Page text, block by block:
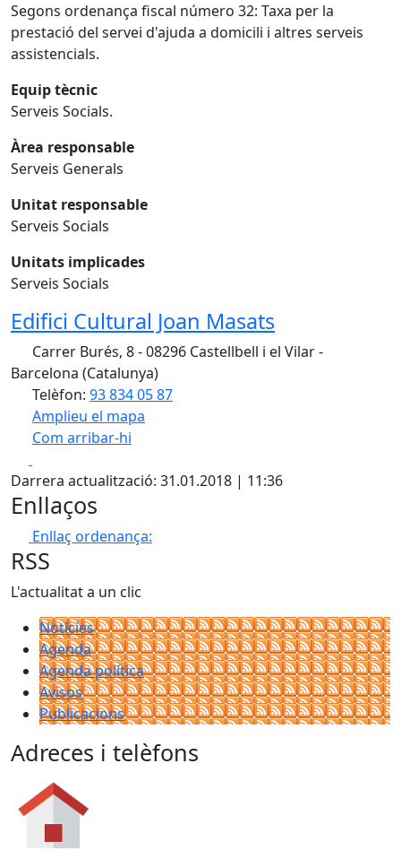
Segons ordenança fiscal número 32: Taxa per la
prestació del servei d'ajuda a domicili i altres serveis
assistencials.
Equip tècnic
Serveis Socials.
Àrea responsable
Serveis Generals
Unitat responsable
Serveis Socials
Unitats implicades
Serveis Socials
Edifici Cultural Joan Masats
Carrer Burés, 8 - 08296 Castellbell i el Vilar -
Barcelona (Catalunya)
Telèfon: 93 834 05 87
Amplieu el mapa
Com arribar-hi
+
−
Darrera actualització: 31.01.2018 | 11:36
Enllaços
Enllaç ordenança:
RSS
L'actualitat a un clic
Notícies
Agenda
Agenda política
Avisos
Publicacions
Adreces i telèfons